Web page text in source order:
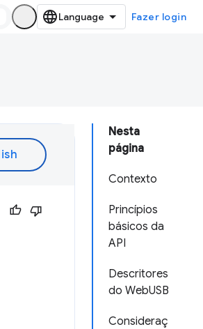
Fazer login
Nesta
página
Contexto
Princípios
básicos da
API
Descritores
do WebUSB
Consideraç